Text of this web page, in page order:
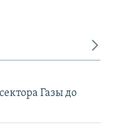
Газы до